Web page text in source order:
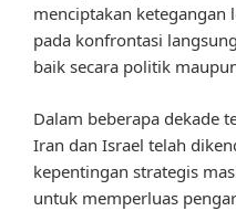
menciptakan
pada konfrontasi
baik secara politik
Dalam beberapa dekade
Iran dan Israel telah
kepentingan strategis
untuk memperluas